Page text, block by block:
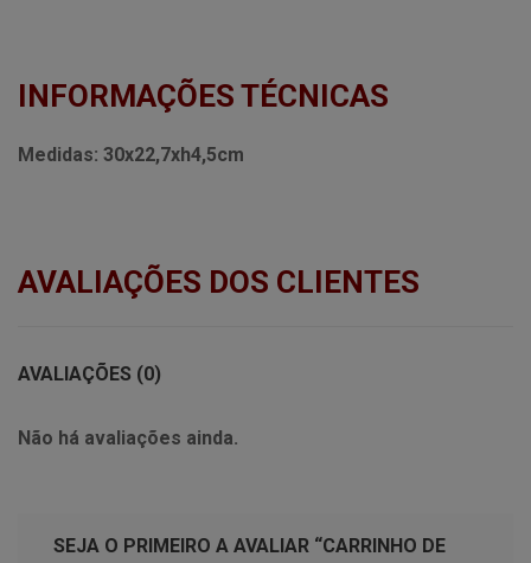
INFORMAÇÕES TÉCNICAS
Medidas: 30x22,7xh4,5cm
AVALIAÇÕES DOS CLIENTES
AVALIAÇÕES (0)
Não há avaliações ainda.
SEJA O PRIMEIRO A AVALIAR “CARRINHO DE